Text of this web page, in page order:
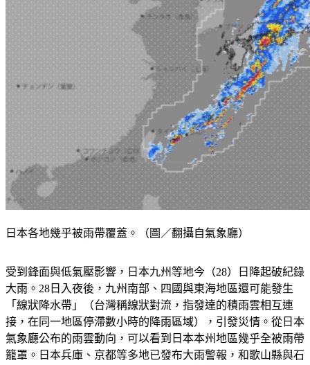
受到鋒面與低氣壓影響，日本九州等地今（28）日降起破紀錄
大雨。28日入夜後，九州南部、四國與東海地區還可能發生
「線狀降水帶」（台灣稱線狀對流，指發達的積雨雲相互連
接，在同一地區停滯數小時的降雨區域），引發災情。從日本
氣象廳公布的雨雲動向，可以看到日本本州地區幾乎全被雨帶